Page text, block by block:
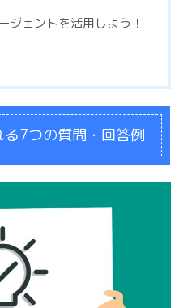
ジェントを活用しよう！
7つの質問・回答例